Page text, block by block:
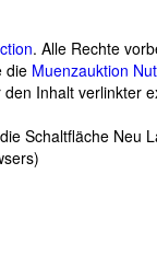
. Alle Rechte
die Muenzauktion
Inhalt verlinkter
Schaltfläche Neu